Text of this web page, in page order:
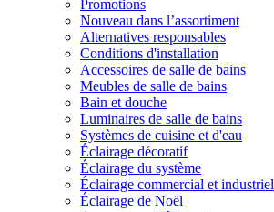
Promotions
Nouveau dans l’assortiment
Alternatives responsables
Conditions d'installation
Accessoires de salle de bains
Meubles de salle de bains
Bain et douche
Luminaires de salle de bains
Systèmes de cuisine et d'eau
Éclairage décoratif
Éclairage du système
Éclairage commercial et industriel
Éclairage de Noël